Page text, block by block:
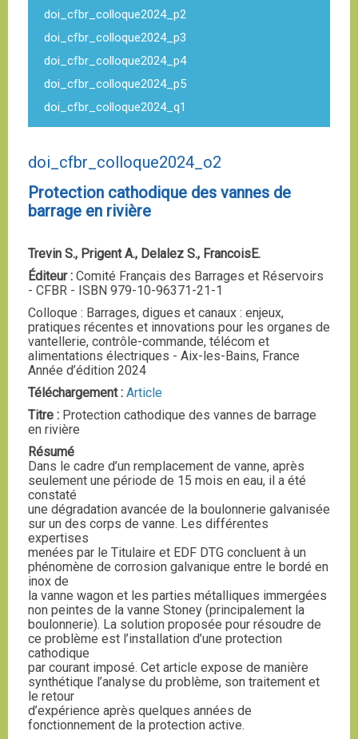
doi_cfbr_colloque2024_p2
doi_cfbr_colloque2024_p3
doi_cfbr_colloque2024_p4
doi_cfbr_colloque2024_p5
doi_cfbr_colloque2024_q1
doi_cfbr_colloque2024_o2
Protection cathodique des vannes de
barrage en rivière
Trevin S., Prigent A., Delalez S., FrancoisE.
Éditeur : Comité Français des Barrages et Réservoirs
- CFBR - ISBN 979-10-96371-21-1
Colloque : Barrages, digues et canaux : enjeux,
pratiques récentes et innovations pour les organes de
vantellerie, contrôle-commande, télécom et
alimentations électriques - Aix-les-Bains, France
Année d’édition 2024
Téléchargement : Article
Titre : Protection cathodique des vannes de barrage
en rivière
Résumé
Dans le cadre d’un remplacement de vanne, après
seulement une période de 15 mois en eau, il a été
constaté
une dégradation avancée de la boulonnerie galvanisée
sur un des corps de vanne. Les différentes
expertises
menées par le Titulaire et EDF DTG concluent à un
phénomène de corrosion galvanique entre le bordé en
inox de
la vanne wagon et les parties métalliques immergées
non peintes de la vanne Stoney (principalement la
boulonnerie). La solution proposée pour résoudre de
ce problème est l’installation d’une protection
cathodique
par courant imposé. Cet article expose de manière
synthétique l’analyse du problème, son traitement et
le retour
d’expérience après quelques années de
fonctionnement de la protection active.